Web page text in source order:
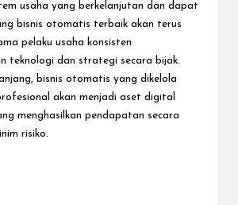
usaha yang berkelanjutan dan dapat
bisnis otomatis terbaik akan terus
pelaku usaha konsisten
teknologi dan strategi secara bijak.
bisnis otomatis yang dikelola
akan menjadi aset digital
menghasilkan pendapatan secara
risiko.